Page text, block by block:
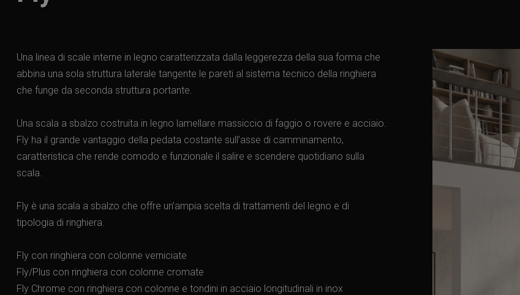
Una linea di scale interne in legno caratterizzata dalla leggerezza della sua forma che
abbina una sola struttura laterale tangente le pareti al sistema tecnico della ringhiera
che funge da seconda struttura portante.
Una scala a sbalzo costruita in legno lamellare massiccio di faggio o rovere e acciaio.
Fly ha il grande vantaggio della pedata costante sull’asse di camminamento,
caratteristica che rende comodo e funzionale il salire e scendere quotidiano sulla
scala.
Fly è una scala a sbalzo che offre un’ampia scelta di trattamenti del legno e di
tipologia di ringhiera.
Fly con ringhiera con colonne verniciate
Fly/Plus con ringhiera con colonne cromate
Fly Chrome con ringhiera con colonne e tondini in acciaio longitudinali in inox